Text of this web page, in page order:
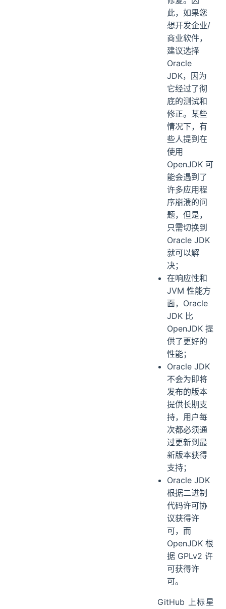
此，如果您
想开发企业/
商业软件，
建议选择
Oracle
JDK，因为
它经过了彻
底的测试和
修正。某些
情况下，有
些人提到在
使用
OpenJDK 可
能会遇到了
许多应用程
序崩溃的问
题，但是，
只需切换到
Oracle JDK
就可以解
决；
在响应性和
JVM 性能方
面，Oracle
JDK 比
OpenJDK 提
供了更好的
性能；
Oracle JDK
不会为即将
发布的版本
提供长期支
持，用户每
次都必须通
过更新到最
新版本获得
支持；
Oracle JDK
根据二进制
代码许可协
议获得许
可，而
OpenJDK 根
据 GPLv2 许
可获得许
可。
GitHub 上标星